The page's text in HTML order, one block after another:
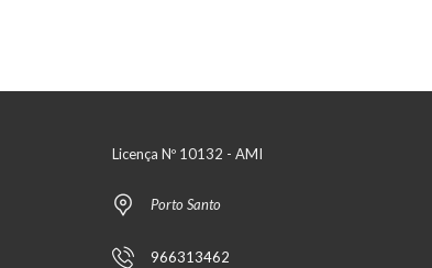
Licença Nº 10132 - AMI
Porto Santo
966313462